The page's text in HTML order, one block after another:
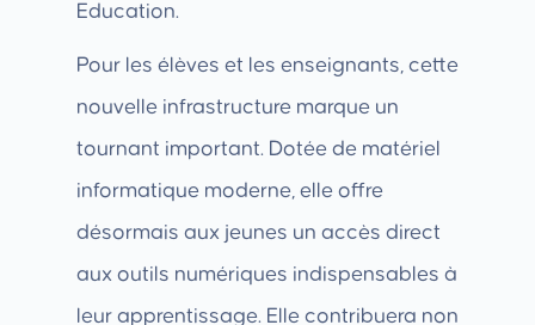
Education.
Pour les élèves et les enseignants, cette
nouvelle infrastructure marque un
tournant important. Dotée de matériel
informatique moderne, elle offre
désormais aux jeunes un accès direct
aux outils numériques indispensables à
leur apprentissage. Elle contribuera non